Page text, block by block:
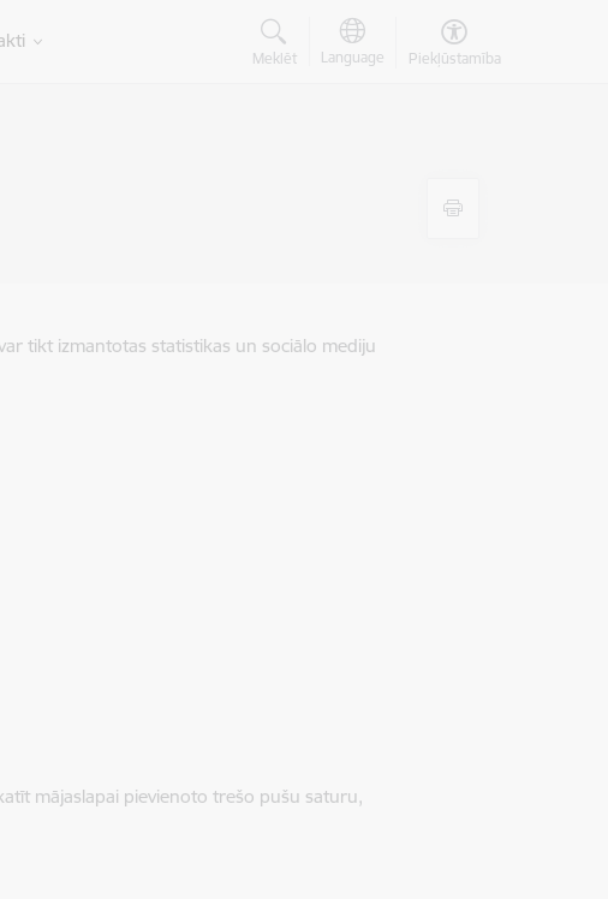
Meklēt Language Piekļūstamība
tikt izmantotas statistikas un sociālo mediju
mājaslapai pievienoto trešo pušu saturu,